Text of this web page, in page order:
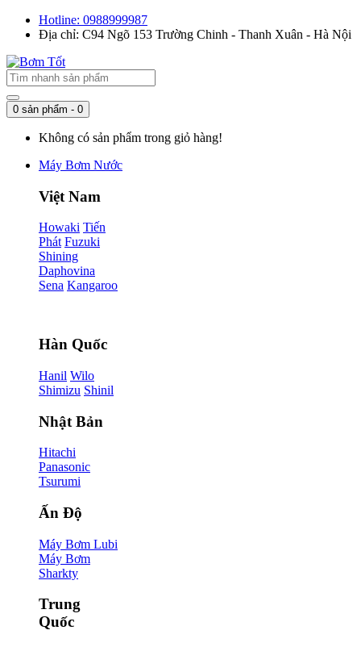
Hotline: 0988999987
Địa chỉ: C94 Ngõ 153 Trường Chinh - Thanh Xuân - Hà Nội
0 sản phẩm - 0
Không có sản phẩm trong giỏ hàng!
Máy Bơm Nước
Việt Nam
Howaki Tiến
Phát Fuzuki
Shining
Daphovina
Sena Kangaroo
Hàn Quốc
Hanil Wilo
Shimizu Shinil
Nhật Bản
Hitachi
Panasonic
Tsurumi
Ấn Độ
Máy Bơm Lubi
Máy Bơm
Sharkty
Trung
Quốc